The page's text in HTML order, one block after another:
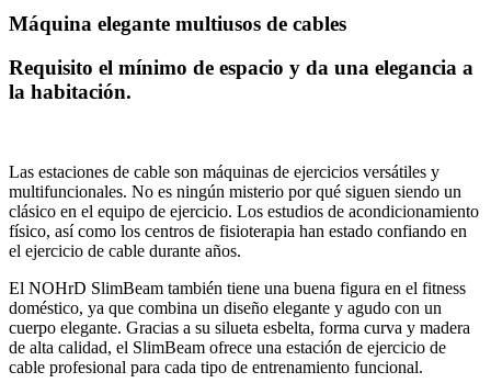
Máquina elegante multiusos de cables
Requisito el mínimo de espacio y da una elegancia a
la habitación.
Las estaciones de cable son máquinas de ejercicios versátiles y
multifuncionales. No es ningún misterio por qué siguen siendo un
clásico en el equipo de ejercicio. Los estudios de acondicionamiento
físico, así como los centros de fisioterapia han estado confiando en
el ejercicio de cable durante años.
El NOHrD SlimBeam también tiene una buena figura en el fitness
doméstico, ya que combina un diseño elegante y agudo con un
cuerpo elegante. Gracias a su silueta esbelta, forma curva y madera
de alta calidad, el SlimBeam ofrece una estación de ejercicio de
cable profesional para cada tipo de entrenamiento funcional.